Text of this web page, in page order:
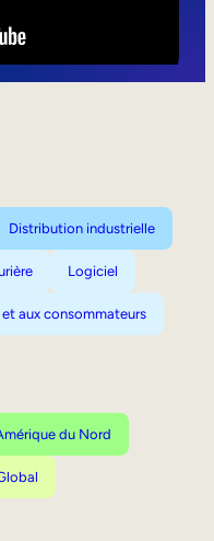
Distribution industrielle
Logiciel
aux consommateurs
du Nord